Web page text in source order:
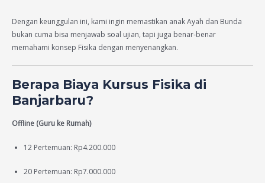
Dengan keunggulan ini, kami ingin memastikan anak Ayah dan Bunda
bukan cuma bisa menjawab soal ujian, tapi juga benar-benar
memahami konsep Fisika dengan menyenangkan.
Berapa Biaya Kursus Fisika di
Banjarbaru?
Offline (Guru ke Rumah)
12 Pertemuan: Rp4.200.000
20 Pertemuan: Rp7.000.000